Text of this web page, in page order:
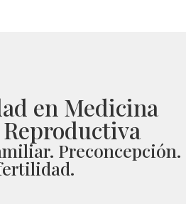
en Medicina
Reproductiva
Preconcepción.